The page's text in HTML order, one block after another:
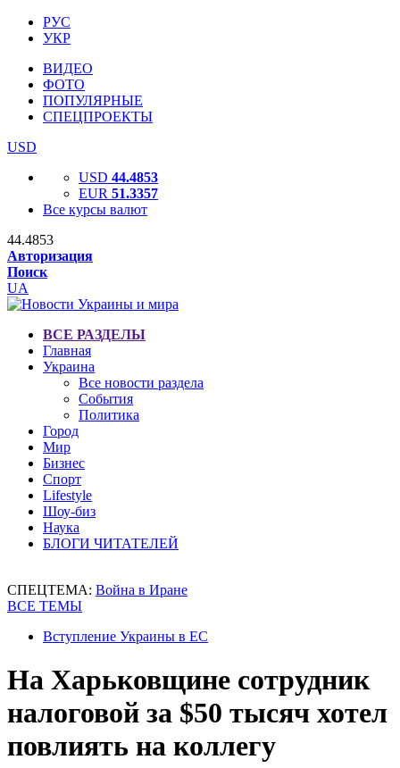
РУС
УКР
ВИДЕО
ФОТО
ПОПУЛЯРНЫЕ
СПЕЦПРОЕКТЫ
USD
USD 44.4853
EUR 51.3357
Все курсы валют
44.4853
Авторизация
Поиск
UA
ВСЕ РАЗДЕЛЫ
Главная
Украина
Все новости раздела
События
Политика
Город
Мир
Бизнес
Спорт
Lifestyle
Шоу-биз
Наука
БЛОГИ ЧИТАТЕЛЕЙ
СПЕЦТЕМА: Война в Иране
ВСЕ ТЕМЫ
Вступление Украины в ЕС
На Харьковщине сотрудник
налоговой за $50 тысяч хотел
повлиять на коллегу